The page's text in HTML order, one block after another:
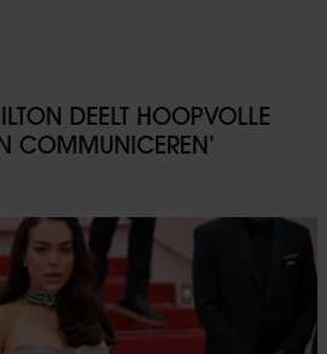
DEELT HOOPVOLLE
COMMUNICEREN’